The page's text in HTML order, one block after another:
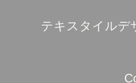
テキスタイルデ